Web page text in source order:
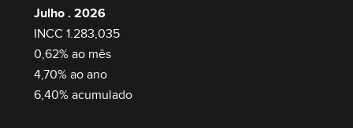
Julho . 2026
INCC 1.283,035
0,62% ao mês
4,70% ao ano
6,40% acumulado